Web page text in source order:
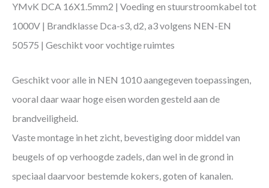
YMvK DCA 16X1.5mm2 | Voeding en stuurstroomkabel tot
1000V | Brandklasse Dca-s3, d2, a3 volgens NEN-EN
50575 | Geschikt voor vochtige ruimtes
Geschikt voor alle in NEN 1010 aangegeven toepassingen,
vooral daar waar hoge eisen worden gesteld aan de
brandveiligheid.
Vaste montage in het zicht, bevestiging door middel van
beugels of op verhoogde zadels, dan wel in de grond in
speciaal daarvoor bestemde kokers, goten of kanalen.